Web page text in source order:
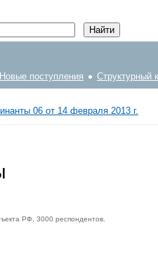
Новые поступления Структурный
06 от 14 февраля 2013 г.
РФ, 3000 респондентов.